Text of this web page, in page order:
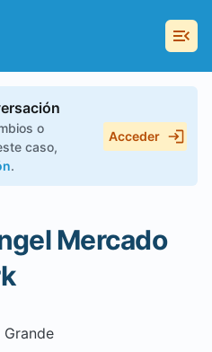
o
caso,
.
Acceder
Mercado
Grande